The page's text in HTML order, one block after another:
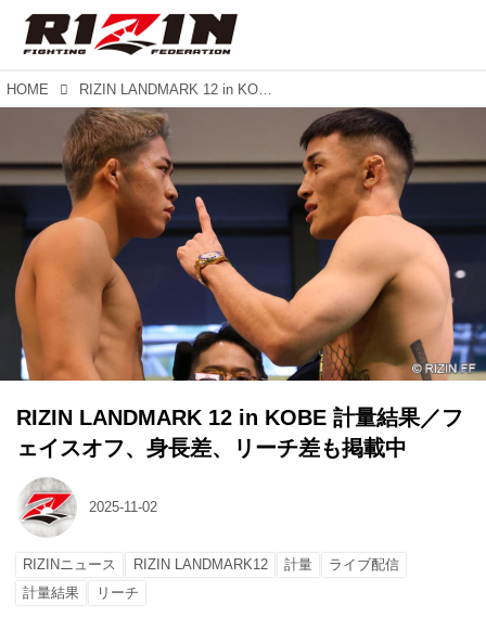
HOME RIZIN LANDMARK 12 in KOBE 計量結果／フェイスオフ、身長差、リーチ差も掲載中
RIZIN LANDMARK 12 in KOBE 計量結果／フ
ェイスオフ、身長差、リーチ差も掲載中
2025-11-02
RIZINニュース RIZIN LANDMARK12 計量
ライブ配信
計量結果
リーチ